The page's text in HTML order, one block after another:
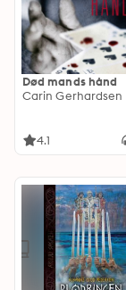
Død mands hånd
Carin Gerhardsen
4.1